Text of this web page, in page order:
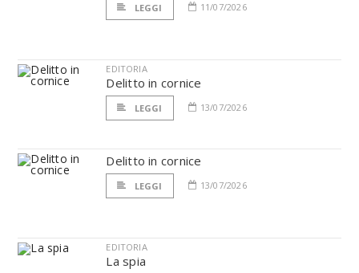
LEGGI 11/07/2026
EDITORIA
Delitto in cornice
LEGGI 13/07/2026
Delitto in cornice
LEGGI 13/07/2026
EDITORIA
La spia